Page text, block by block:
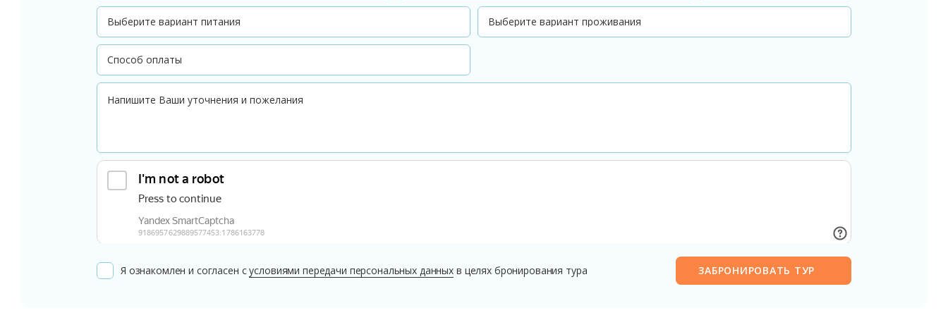
Я ознакомлен и согласен сусловиями передачи персональных данных в целях бронирования тура ЗАБРОНИРОВАТЬ ТУР